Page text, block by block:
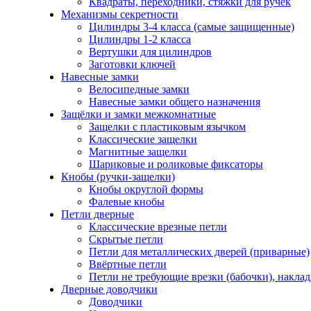
Механизмы секретности
Цилиндры 3-4 класса (самые защищенные)
Цилиндры 1-2 класса
Вертушки для цилиндров
Заготовки ключей
Навесные замки
Велосипедные замки
Навесные замки общего назначения
Защёлки и замки межкомнатные
Защелки с пластиковым язычком
Классические защелки
Магнитные защелки
Шариковые и роликовые фиксаторы
Кнобы (ручки-защелки)
Кнобы округлой формы
Фалевые кнобы
Петли дверные
Классические врезные петли
Скрытые петли
Петли для металлических дверей (приварные)
Ввёртные петли
Петли не требующие врезки (бабочки),
Дверные доводчики
Доводчики